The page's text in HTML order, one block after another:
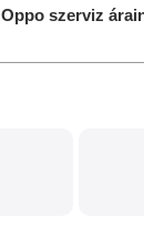
Oppo szerviz